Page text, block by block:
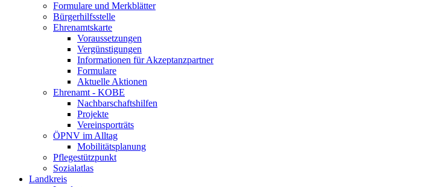
Formulare und Merkblätter
Bürgerhilfsstelle
Ehrenamtskarte
Voraussetzungen
Vergünstigungen
Informationen für Akzeptanzpartner
Formulare
Aktuelle Aktionen
Ehrenamt - KOBE
Nachbarschaftshilfen
Projekte
Vereinsporträts
ÖPNV im Alltag
Mobilitätsplanung
Pflegestützpunkt
Sozialatlas
Landkreis